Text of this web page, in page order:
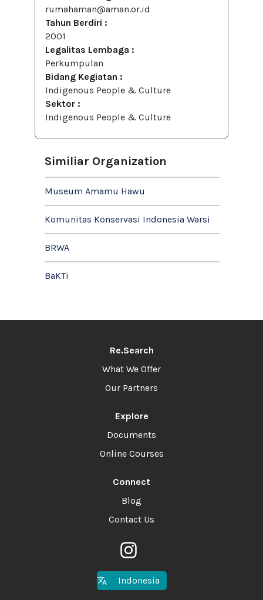
rumahaman@aman.or.id
Tahun Berdiri :
2001
Legalitas Lembaga :
Perkumpulan
Bidang Kegiatan :
Indigenous People & Culture
Sektor :
Indigenous People & Culture
Similiar Organization
Museum Amamu Hawu
Komunitas Konservasi Indonesia Warsi
BRWA
BaKTi
Re.Search
What We Offer
Our Partners
Explore
Documents
Online Courses
Connect
Blog
Contact Us
Indonesia